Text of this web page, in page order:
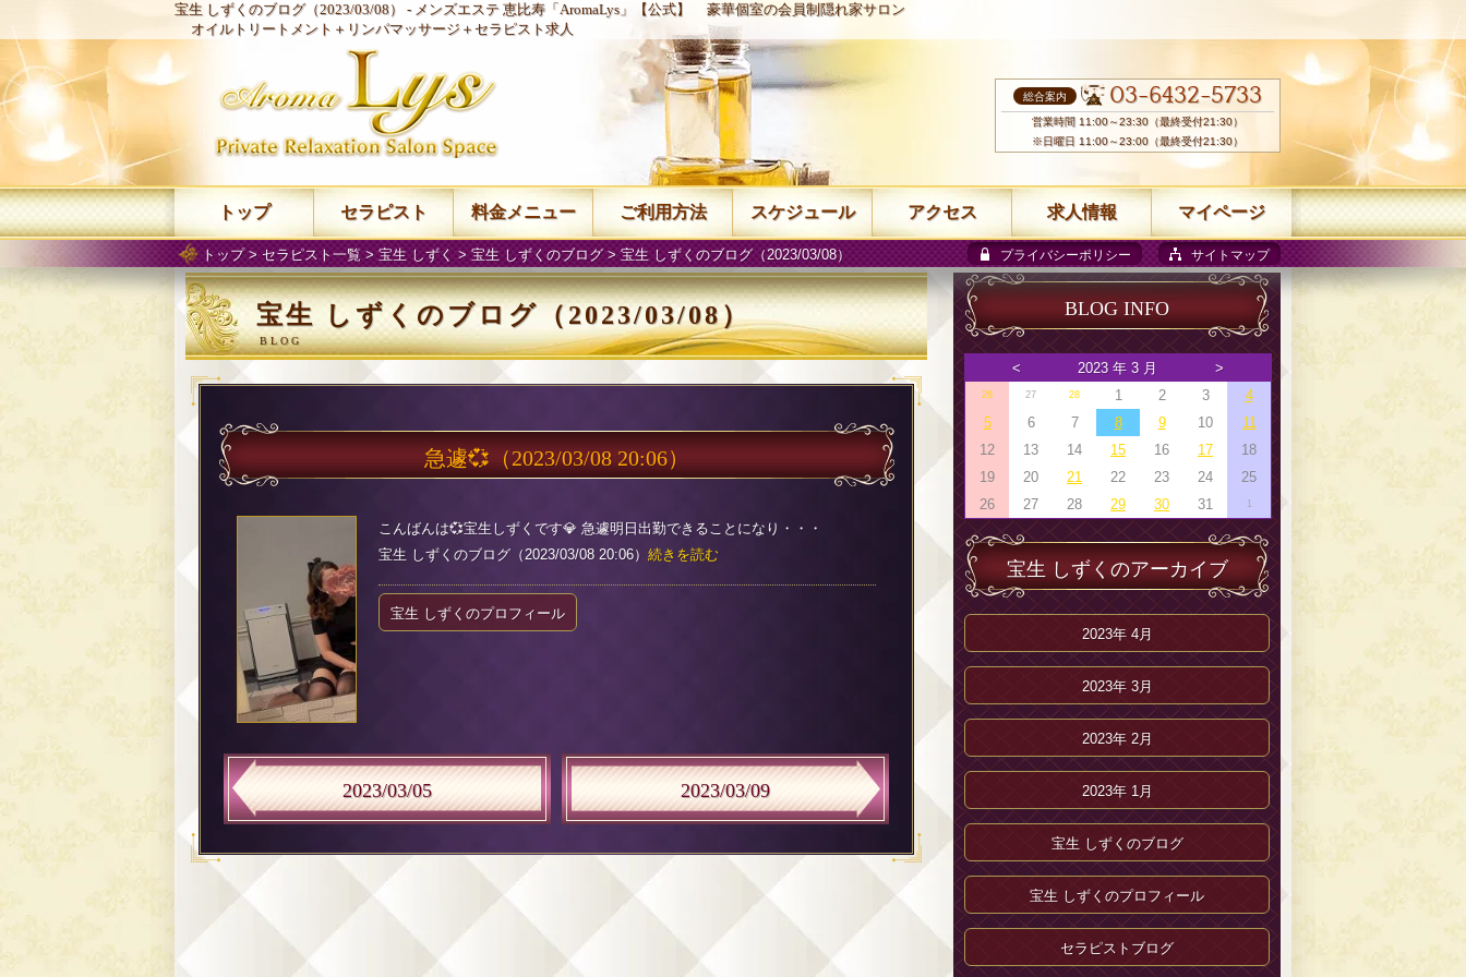
宝生 しずくのブログ（2023/03/08） - メンズエステ 恵比寿「AromaLys」【公式】
豪華個室の会員制隠れ家サロン
オイルトリートメント＋リンパマッサージ＋セラピスト求人
トップ> セラピスト一覧>宝生 しずく >宝生 しずくのブログ> 宝生 しずくのブログ（2023/03/08） プライバシーポリシー サイトマップ
宝生 しずくのブログ（2023/03/08）
急遽💞 （2023/03/08 20:06）
こんばんは💞宝生しずくです💎 急遽明日出勤できることになり・・・
宝生 しずくのブログ（2023/03/08 20:06） 続きを読む
宝生 しずくのプロフィール
2023/03/05 2023/03/09
BLOG INFO
< 2023 年 3 月 >
26 27 28 1 2 3
4
5
6 7 8 9 10
11
12
13 14 15 16 17
18
19
20 21 22 23 24
25
26
27 28 29 30 31 1
宝生 しずくのアーカイブ
2023年 4月
2023年 3月
2023年 2月
2023年 1月
宝生 しずくのブログ
宝生 しずくのプロフィール
セラピストブログ
総合案内 03-6432-5733
営業時間 11:00～23:30（最終受付21:30）
※日曜日 11:00～23:00（最終受付21:30）
トップ セラピスト 料金メニュー ご利用方法 スケジュール アクセス 求人情報 マイページ